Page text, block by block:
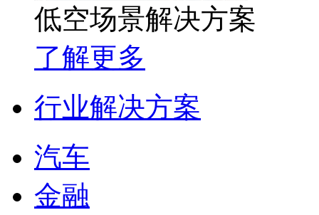
低空场景解决方案
了解更多
行业解决方案
汽车
金融